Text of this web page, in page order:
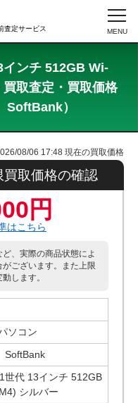
査定サービス
ンチ 512GB Wi-
取査定・買取価格
SoftBank）
08/06 17:48 現在の買取価格
買取価格の確認
円
はこちら
、実際の商品状態によ
ございます。また上限
します。
ソコン
世代 13インチ 512GB
シルバー